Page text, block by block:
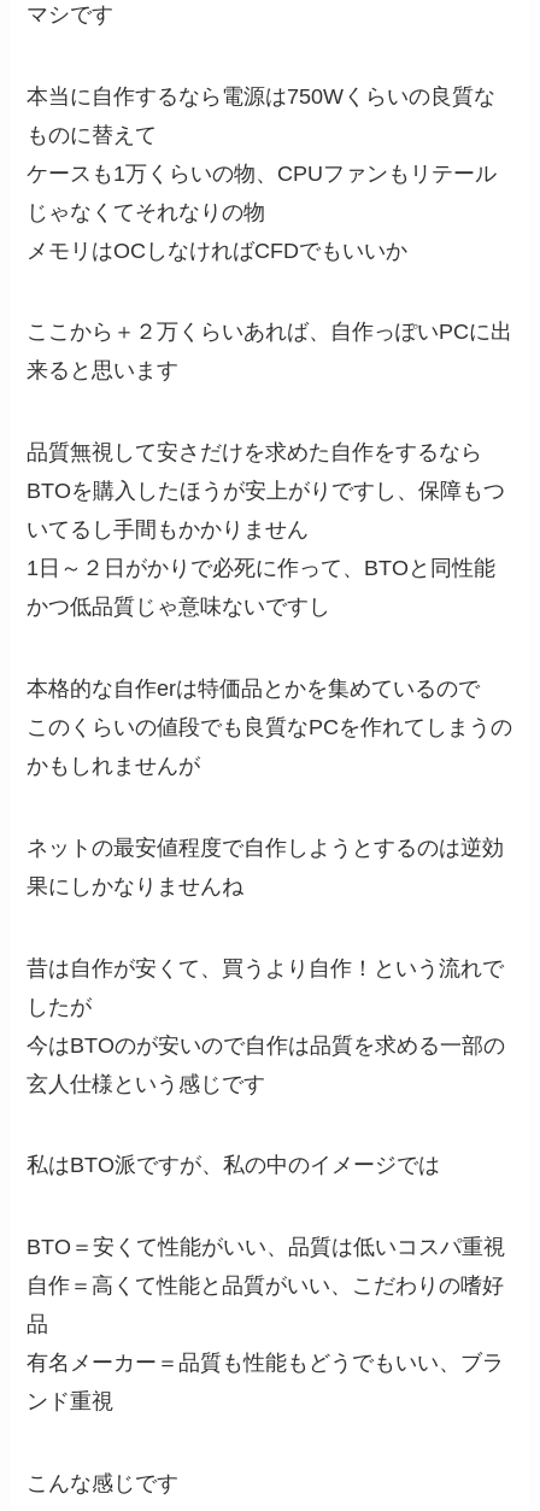
マシです
本当に自作するなら電源は750Wくらいの良質な
ものに替えて
ケースも1万くらいの物、CPUファンもリテール
じゃなくてそれなりの物
メモリはOCしなければCFDでもいいか
ここから＋２万くらいあれば、自作っぽいPCに出
来ると思います
品質無視して安さだけを求めた自作をするなら
BTOを購入したほうが安上がりですし、保障もつ
いてるし手間もかかりません
1日～２日がかりで必死に作って、BTOと同性能
かつ低品質じゃ意味ないですし
本格的な自作erは特価品とかを集めているので
このくらいの値段でも良質なPCを作れてしまうの
かもしれませんが
ネットの最安値程度で自作しようとするのは逆効
果にしかなりませんね
昔は自作が安くて、買うより自作！という流れで
したが
今はBTOのが安いので自作は品質を求める一部の
玄人仕様という感じです
私はBTO派ですが、私の中のイメージでは
BTO＝安くて性能がいい、品質は低いコスパ重視
自作＝高くて性能と品質がいい、こだわりの嗜好
品
有名メーカー＝品質も性能もどうでもいい、ブラ
ンド重視
こんな感じです